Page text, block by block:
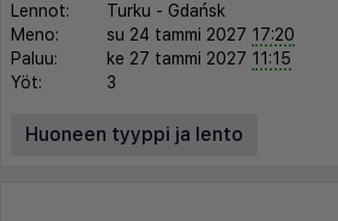
Lennot: Turku - Gdańsk
Meno:
su 24 tammi 2027 17:20
Paluu:
ke 27 tammi 2027 11:15
Yöt:
3
Huoneen tyyppi ja lento